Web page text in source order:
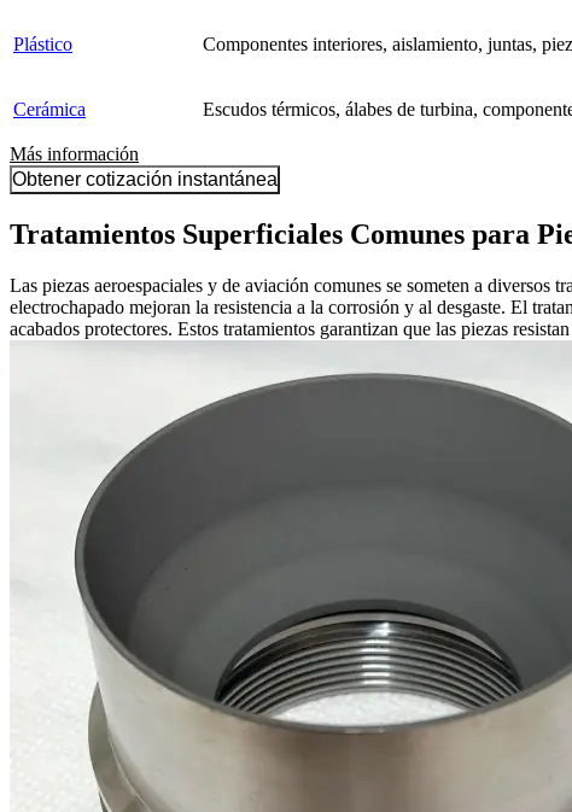
Plástico Componentes interiores, aislamiento, juntas,
Cerámica Escudos térmicos, álabes de turbina,
Más información
Obtener cotización instantánea
Tratamientos Superficiales Comunes para
Las piezas aeroespaciales y de aviación comunes se someten a
electrochapado mejoran la resistencia a la corrosión y al desgaste. El
acabados protectores. Estos tratamientos garantizan que las piezas